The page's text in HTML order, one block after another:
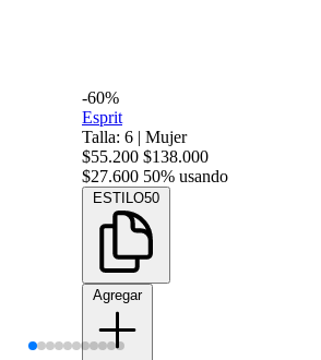
-60%
Esprit
Talla: 6 | Mujer
$55.200 $138.000
$27.600 50% usando
ESTILO50
Agregar